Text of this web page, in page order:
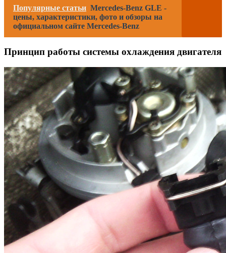
Популярные статьи Mercedes-Benz GLE -
цены, характеристики, фото и обзоры на
официальном сайте Mercedes-Benz
Принцип работы системы охлаждения двигателя